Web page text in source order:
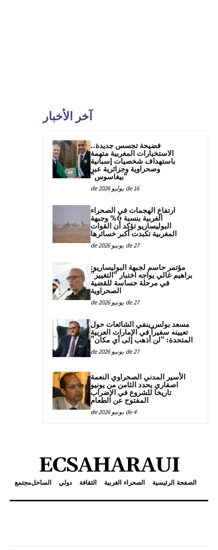
آخر الأخبار
فضيحة تجسس جديدة..
الاستخبارات المغربية متهمة
باستهداف شخصيات إسبانية
وصحراوية وجزائرية عبر
“بيغاسوس”
16 de يوليو de 2026
ارتفاع الهجمات في الصحراء
الغربية بنسبة 6% وجبهة
البوليساريو تؤكد أن القوات
المغربية تكبدت أكبر خسائرها
27 de يونيو de 2026
مؤتمر حاسم لجبهة البوليساريو:
براهيم غالي يواجه اختبار “التغيير”
في مرحلة حساسة للقضية
الصحراوية
27 de يونيو de 2026
مسعد بولس ينفي الشائعات حول
تعيينه سفيراً في الإمارات العربية
المتحدة: “لن أذهب إلى أي مكان”
27 de يونيو de 2026
الأسير المدني الصحراوي النعمة
اصفاري يحدد الثامن من يونيو
تاريخا للشروع في الإضراب
المفتوح عن الطعام
4 de يونيو de 2026
ECSAHARAUI
الصفحة الرئيسية الصحراء الغربية الثقافة دولي الساحلمجتمع